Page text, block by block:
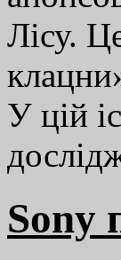
Лісу.
У цій
Sony